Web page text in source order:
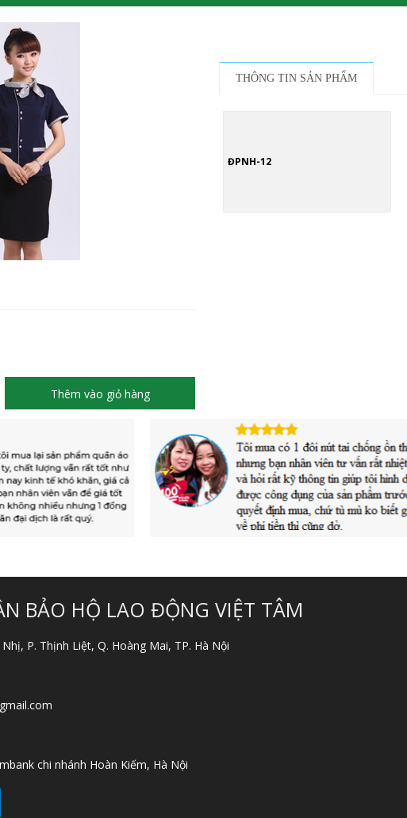
Thêm vào giỏ hàng
THÔNG TIN SẢN PHẨM
ĐPNH-12
BẢO HỘ LAO ĐỘNG VIỆT TÂM
Nhị, P. Thịnh Liệt, Q. Hoàng Mai, TP. Hà Nội
chi nhánh Hoàn Kiếm, Hà Nội